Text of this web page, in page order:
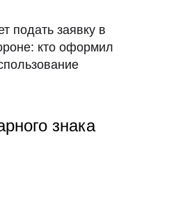
подать заявку в
кто оформил
знака